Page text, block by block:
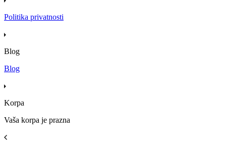
Politika privatnosti
Blog
Blog
Korpa
Vaša korpa je prazna